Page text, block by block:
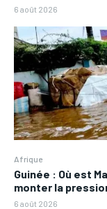
6 août 2026
Afrique
Guinée : Où est
monter la
6 août 2026